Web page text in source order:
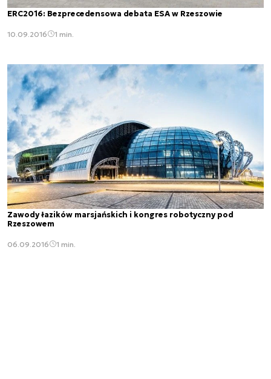
ERC2016: Bezprecedensowa debata ESA w Rzeszowie
10.09.2016 1 min.
Zawody łazików marsjańskich i kongres robotyczny pod
Rzeszowem
06.09.2016 1 min.